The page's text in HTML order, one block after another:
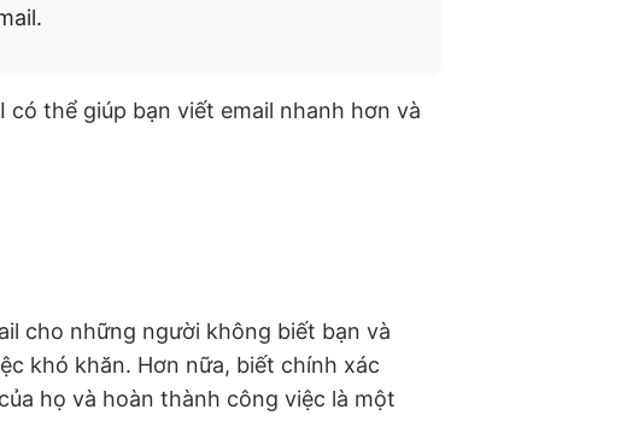
thể giúp bạn viết email nhanh hơn và
cho những người không biết bạn và
khó khăn. Hơn nữa, biết chính xác
họ và hoàn thành công việc là một